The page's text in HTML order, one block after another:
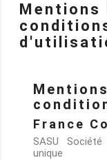
Mentions
France
SASU
unique